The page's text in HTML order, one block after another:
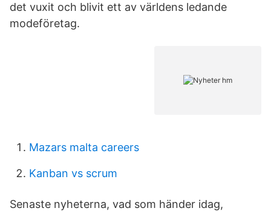
det vuxit och blivit ett av världens ledande
modeföretag.
Mazars malta careers
Kanban vs scrum
Senaste nyheterna, vad som händer idag,